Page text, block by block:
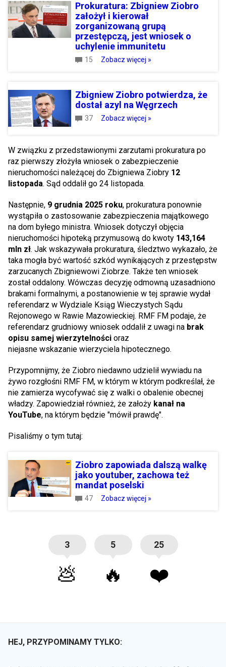
Prokuratura: Zbigniew Ziobro
założył i kierował
zorganizowaną grupą
przestępczą, jest wniosek o
uchylenie immunitetu
15 Zobacz więcej »
Zbigniew Ziobro potwierdza, że
dostał azyl na Węgrzech
37 Zobacz więcej »
W związku z przedstawionymi zarzutami prokuratura po
raz pierwszy złożyła wniosek o zabezpieczenie
nieruchomości należącej do Zbigniewa Ziobry 12
listopada. Sąd oddalił go 24 listopada.
Następnie, 9 grudnia 2025 roku, prokuratura ponownie
wystąpiła o zastosowanie zabezpieczenia majątkowego
na dom byłego ministra. Wniosek dotyczył objęcia
nieruchomości hipoteką przymusową do kwoty 143,164
mln zł. Jak wskazywała prokuratura, śledztwo wykazało, że
taka mogła być wartość szkód wynikających z przestępstw
zarzucanych Zbigniewowi Ziobrze. Także ten wniosek
został oddalony. Wówczas decyzję odmowną uzasadniono
brakami formalnymi, a postanowienie w tej sprawie wydał
referendarz w Wydziale Ksiąg Wieczystych Sądu
Rejonowego w Rawie Mazowieckiej. RMF FM podaje, że
referendarz grudniowy wniosek oddalił z uwagi na brak
opisu samej wierzytelności oraz
niejasne wskazanie wierzyciela hipotecznego.
Przypomnijmy, że Ziobro niedawno udzielił wywiadu na
żywo rozgłośni RMF FM, w którym w którym podkreślał, że
nie zamierza wycofywać się z walki o obalenie obecnej
władzy. Zapowiedział również, że założy kanał na
YouTube, na którym będzie "mówił prawdę".
Pisaliśmy o tym tutaj:
Ziobro zapowiada dalszą walkę
jako youtuber, zachowa też
mandat poselski
47 Zobacz więcej »
3
💩
5
🔥
25
❤️
HEJ, PRZYPOMINAMY TYLKO: